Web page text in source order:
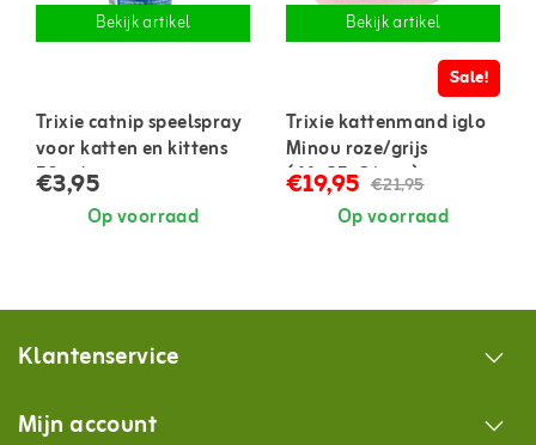
Bekijk artikel
Trixie catnip speelspray
voor katten en kittens
50 ml
€3,95
Op voorraad
Bekijk artikel
Sale!
Trixie kattenmand iglo
Minou roze/grijs
(41x35x26 cm)
€19,95 €21,95
Op voorraad
Klantenservice
Mijn account